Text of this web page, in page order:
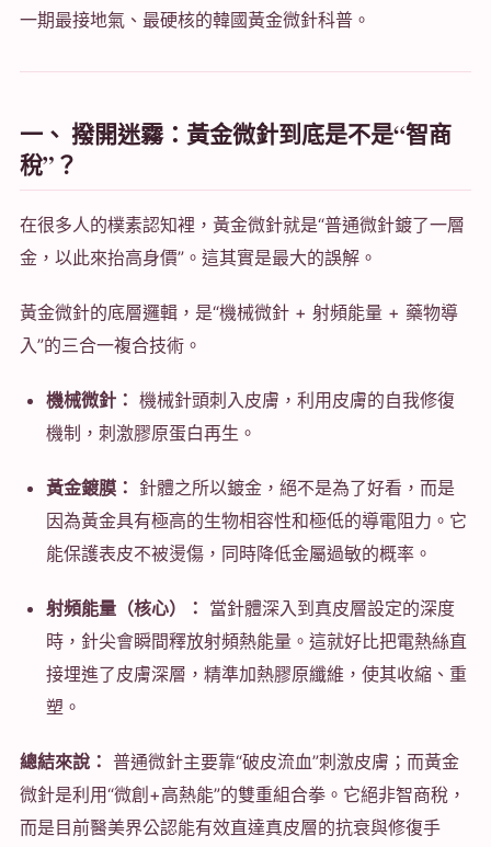
一期最接地氣、最硬核的韓國黃金微針科普。
一、 撥開迷霧：黃金微針到底是不是“智商
稅”？
在很多人的樸素認知裡，黃金微針就是“普通微針鍍了一層
金，以此來抬高身價”。這其實是最大的誤解。
黃金微針的底層邏輯，是“機械微針 + 射頻能量 + 藥物導
入”的三合一複合技術。
機械微針： 機械針頭刺入皮膚，利用皮膚的自我修復
機制，刺激膠原蛋白再生。
黃金鍍膜： 針體之所以鍍金，絕不是為了好看，而是
因為黃金具有極高的生物相容性和極低的導電阻力。它
能保護表皮不被燙傷，同時降低金屬過敏的概率。
射頻能量（核心）： 當針體深入到真皮層設定的深度
時，針尖會瞬間釋放射頻熱能量。這就好比把電熱絲直
接埋進了皮膚深層，精準加熱膠原纖維，使其收縮、重
塑。
總結來說： 普通微針主要靠“破皮流血”刺激皮膚；而黃金
微針是利用“微創+高熱能”的雙重組合拳。它絕非智商稅，
而是目前醫美界公認能有效直達真皮層的抗衰與修復手